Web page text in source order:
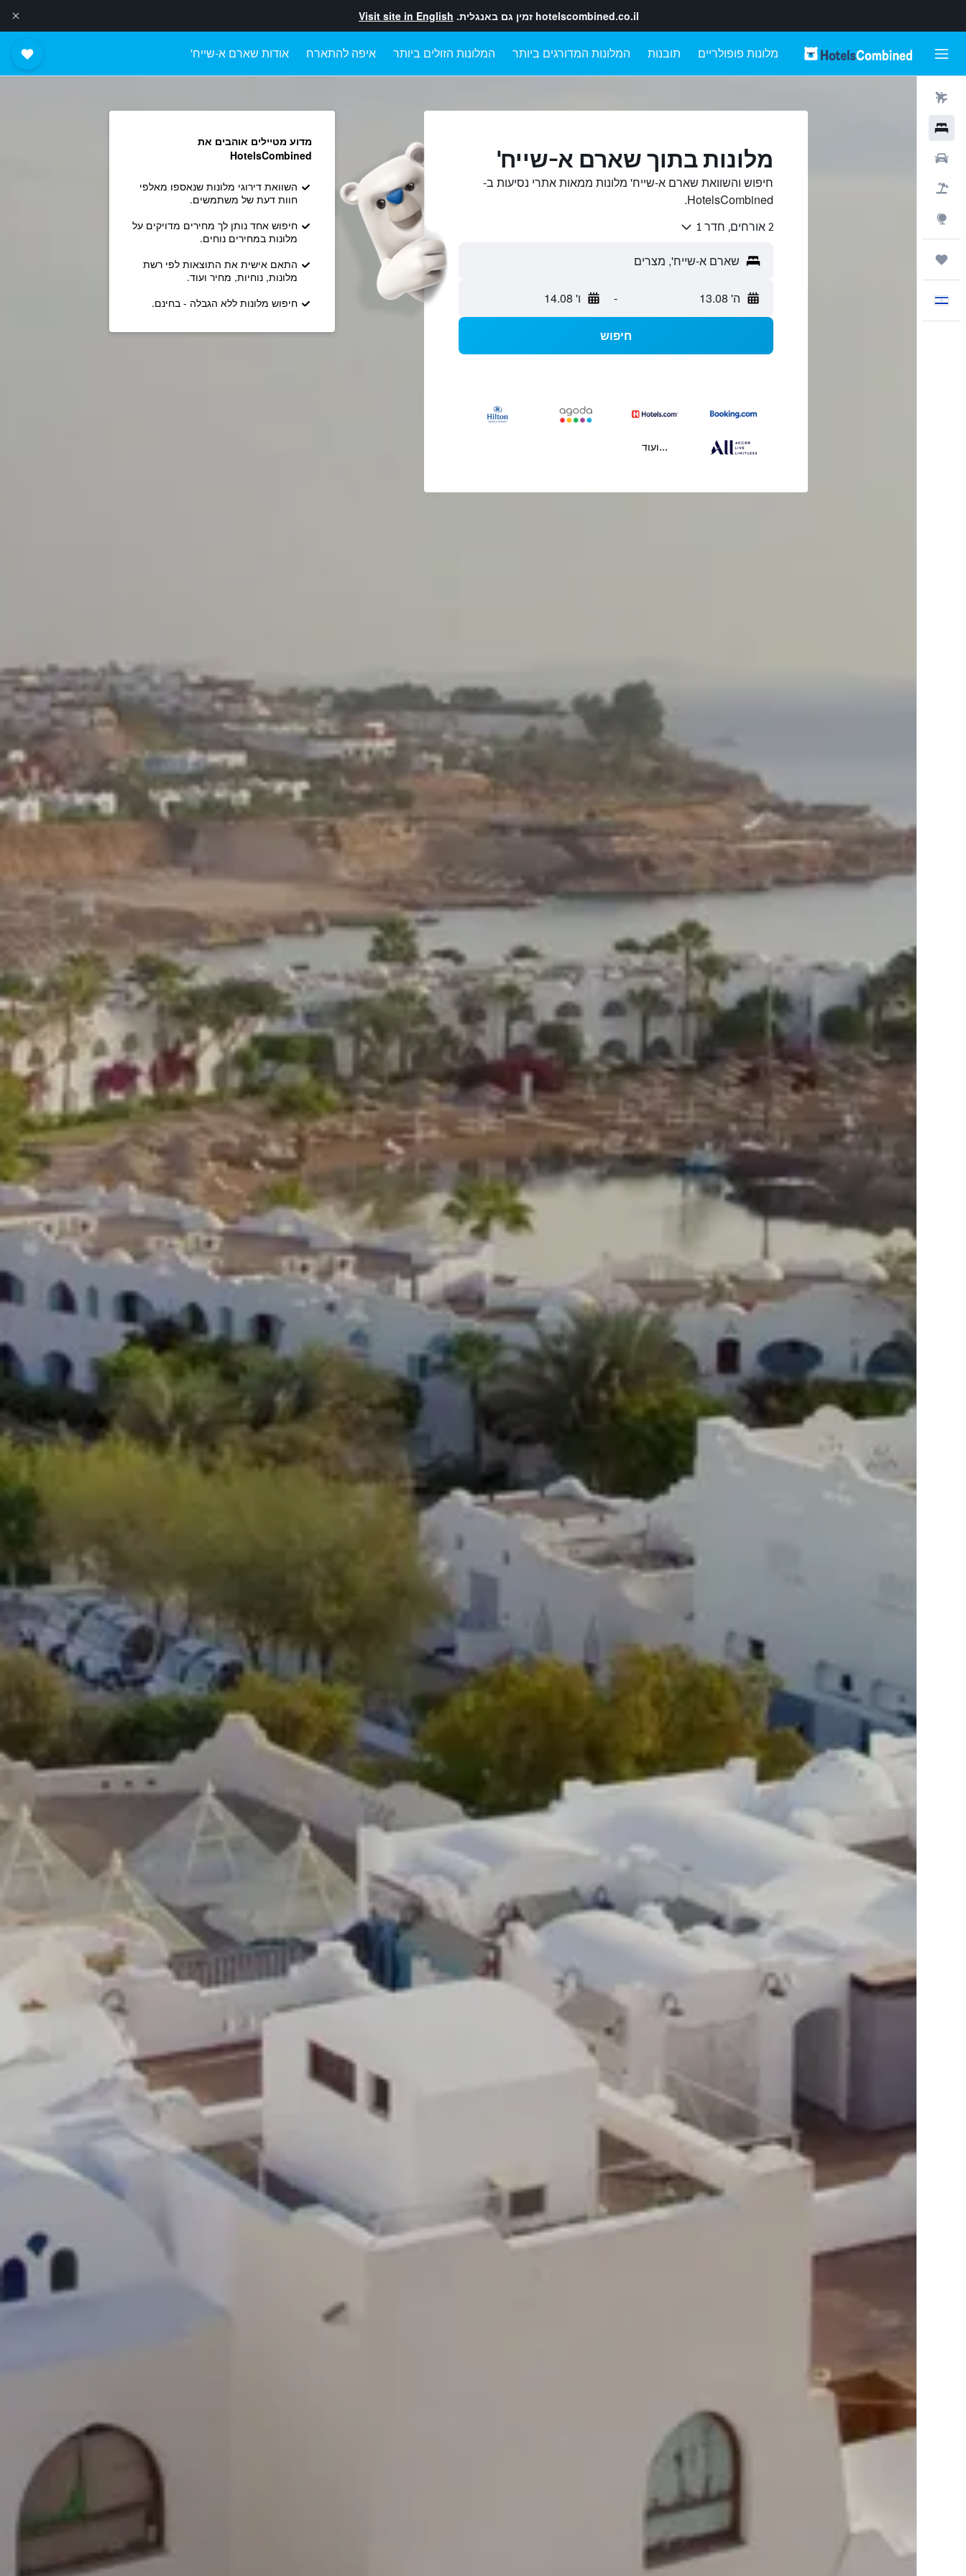
hotelscombined.co.il זמין גם באנגלית. Visit site in English
מלונות פופולריים תובנות המלונות המדורגים ביותר המלונות הזולים ביותר איפה להתארח אודות שארם א-שייח'
מלונות בתוך שארם א-שייח'
חיפוש והשוואת שארם א-שייח' מלונות ממאות אתרי נסיעות ב-
HotelsCombined.
2 אורחים, חדר 1
ה' 13.08 - ו' 14.08
חיפוש
...ועוד
מדוע מטיילים אוהבים את
HotelsCombined
השוואת דירוגי מלונות שנאספו מאלפי
חוות דעת של משתמשים.
חיפוש אחד נותן לך מחירים מדויקים על
מלונות במחירים נוחים.
התאם אישית את התוצאות לפי רשת
מלונות, נוחיות, מחיר ועוד.
חיפוש מלונות ללא הגבלה - בחינם.